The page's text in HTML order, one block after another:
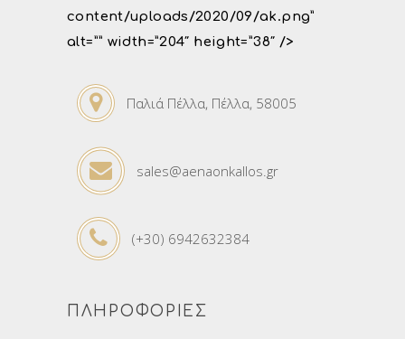
content/uploads/2020/09/ak.png”
alt=”” width=”204″ height=”38″ />
Παλιά Πέλλα, Πέλλα, 58005
sales@aenaonkallos.gr
(+30) 6942632384
ΠΛΗΡΟΦΟΡΙΕΣ